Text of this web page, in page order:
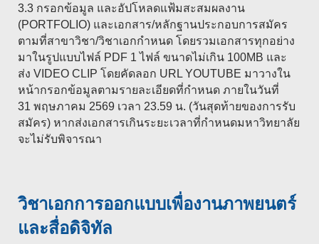
3.3 กรอกข้อมูล และอัปโหลดแฟ้มสะสมผลงาน
(PORTFOLIO) และเอกสาร/หลักฐานประกอบการสมัคร
ตามที่สาขาวิชา/วิชาเอกกำหนด โดยรวมเอกสารทุกอย่าง
มาในรูปแบบไฟล์ PDF 1 ไฟล์ ขนาดไม่เกิน 100MB และ
ส่ง VIDEO CLIP โดยคัดลอก URL YOUTUBE มาวางใน
หน้ากรอกข้อมูลตามรายละเอียดที่กำหนด ภายในวันที่
31 พฤษภาคม 2569 เวลา 23.59 น. (วันสุดท้ายของการรับ
สมัคร) หากส่งเอกสารเกินระยะเวลาที่กำหนดมหาวิทยาลัย
จะไม่รับพิจารณา
วิชาเอกการออกแบบเพื่องานภาพยนตร์
และสื่อดิจิทัล